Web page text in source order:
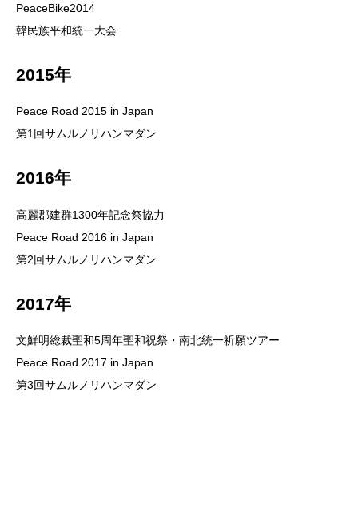
PeaceBike2014
韓民族平和統一大会
2015年
Peace Road 2015 in Japan
第1回サムルノリハンマダン
2016年
高麗郡建群1300年記念祭協力
Peace Road 2016 in Japan
第2回サムルノリハンマダン
2017年
文鮮明総裁聖和5周年聖和祝祭・南北統一祈願ツアー
Peace Road 2017 in Japan
第3回サムルノリハンマダン